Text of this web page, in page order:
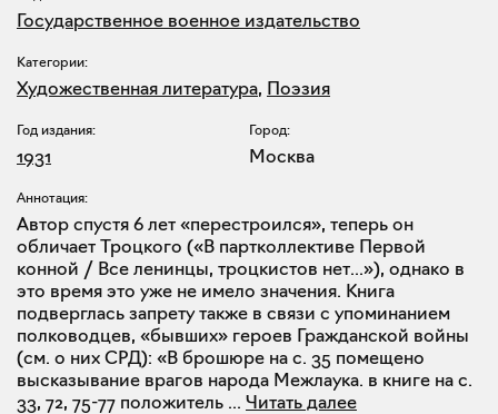
Государственное военное издательство
Категории:
Художественная литература, Поэзия
Год издания:
1931
Город:
Москва
Аннотация:
Автор спустя 6 лет «перестроился», теперь он
обличает Троцкого («В партколлективе Первой
конной / Все ленинцы, троцкистов нет...»), однако в
это время это уже не имело значения. Книга
подверглась запрету также в связи с упоминанием
полководцев, «бывших» героев Гражданской войны
(см. о них СРД): «В брошюре на с. 35 помещено
высказывание врагов народа Межлаука. в книге на с.
33, 72, 75-77 положитель ... Читать далее